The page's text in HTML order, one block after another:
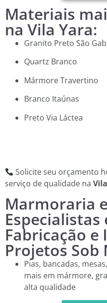
Materiais
na Vila Yara:
Granito Preto São
Quartz Branco
Mármore Travertino
Branco Itaúnas
Preto Via Láctea
Solicite seu orçamento
serviço de qualidade na
Marmoraria
Especialistas
Fabricação e
Projetos Sob
Pias, bancadas,
mais em mármore,
alta qualidade